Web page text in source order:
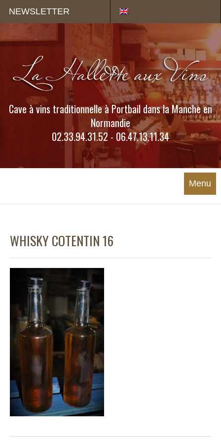
NEWSLETTER
Cave à vins traditionnelle à Portbail dans la Manche en
Normandie
02.33.94.31.52 - 06.47.13.11.34
Menu
WHISKY COTENTIN 16
Panneau de gestion des cookies